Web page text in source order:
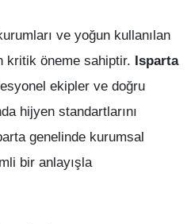
ve yoğun kullanılan
kritik öneme sahiptir. Isparta
ekipler ve doğru
hijyen standartlarını
genelinde kurumsal
bir anlayışla